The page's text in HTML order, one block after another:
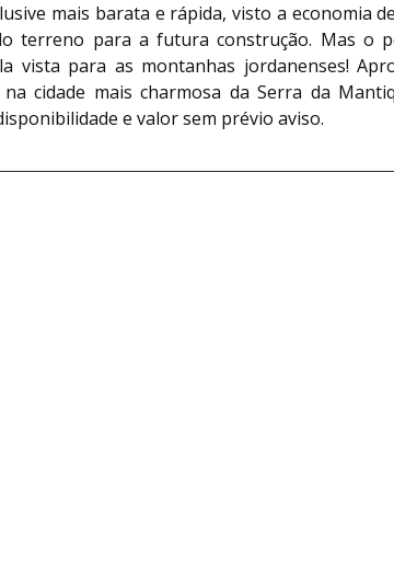
mais barata e rápida, visto a economia
terreno para a futura construção. Mas o
vista para as montanhas jordanenses!
cidade mais charmosa da Serra da
e valor sem prévio aviso.
Nilton Pereira
110560 - F